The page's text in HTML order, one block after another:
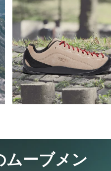
ムーブメン